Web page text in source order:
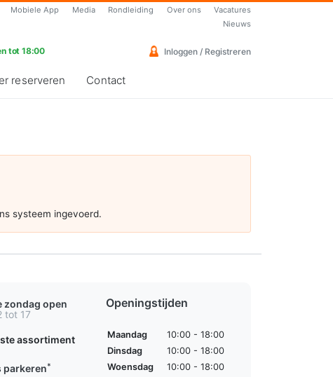
Mobiele App Media Rondleiding Over ons
Vacatures
Nieuws
tot 18:00 Inloggen / Registreren
reserveren Contact
systeem ingevoerd.
zondag open
tot 17
assortiment
parkeren*
Openingstijden
Maandag
10:00 - 18:00
Dinsdag
10:00 - 18:00
Woensdag
10:00 - 18:00